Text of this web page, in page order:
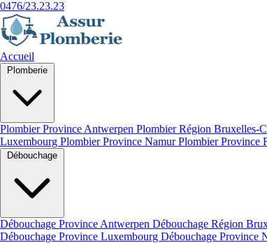
0476/23.23.23
Accueil
Plombier Province Antwerpen Plombier Région Bruxelles-
Luxembourg Plombier Province NamurPlombier Province
Débouchage Province Antwerpen Débouchage Région
Débouchage Province Luxembourg Débouchage Province